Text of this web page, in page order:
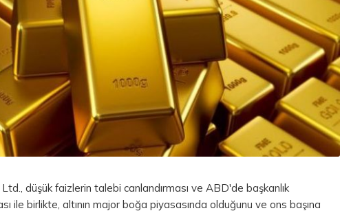
düşük faizlerin talebi canlandırması ve ABD'de başkanlık
ile birlikte, altının major boğa piyasasında olduğunu ve ons başına